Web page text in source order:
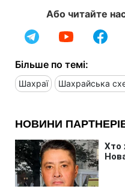
Або читайте
Більше по темі:
Шахраї Шахрайська